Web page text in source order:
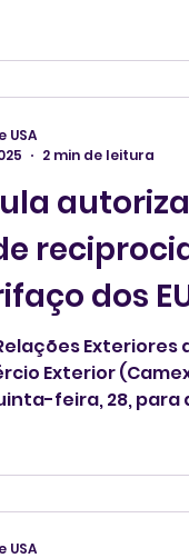
autoriza
dos
Exteriores
Exterior
feira, 28, para
familiarizadas
USA
2 min de leitura
USA